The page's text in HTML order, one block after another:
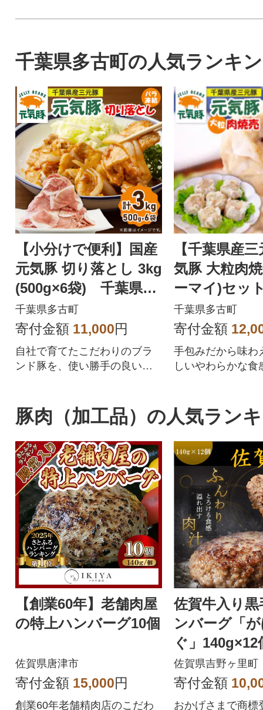
千葉県多古町の人気ランキ
【小分けで便利】国産
元気豚 切り落とし 3kg
(500g×6袋) 千葉県産
三元豚 パラパラ凍結
千葉県多古町
寄付金額 11,000円
自社で育てたこだわりのブラ
ンド豚を、使い勝手の良いパ
【千葉県産
気豚 大粒肉
ーマイ)セッ
(50g×42個)
千葉県多古町
寄付金額
手包みだから味わ
しいやわらかな食
豚肉（加工品）の人気ラン
【創業60年】老舗肉屋
の特上ハンバーグ10個
佐賀県唐津市
寄付金額 15,000円
創業60年老舗精肉店のこだわ
佐賀牛入り黒
ンバーグ「
ぐ」140g×12
佐賀県吉野ヶ里町
寄付金額
おかげさまで商標